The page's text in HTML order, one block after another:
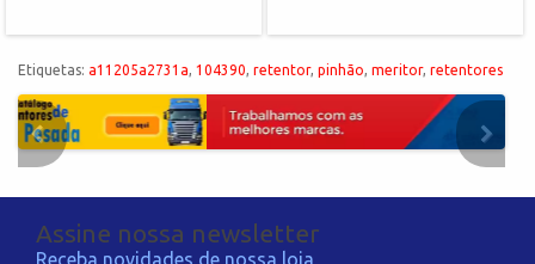
Etiquetas: a11205a2731a, 104390, retentor, pinhão, meritor, retentores
Assine nossa newsletter
Receba novidades de nossa loja